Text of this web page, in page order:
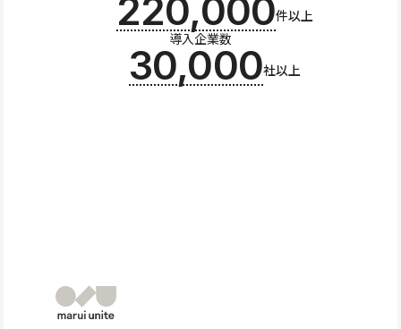
220,000件以上
導入企業数
30,000社以上